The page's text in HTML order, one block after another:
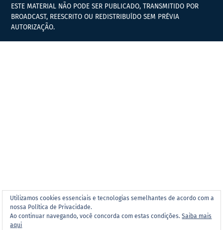
Utilizamos cookies essenciais e tecnologias semelhantes de acordo com a
nossa Política de Privacidade.
Ao continuar navegando, você concorda com estas condições.Saiba mais
aqui
ESTE MATERIAL NÃO PODE SER PUBLICADO, TRANSMITIDO POR
BROADCAST, REESCRITO OU REDISTRIBUÍDO SEM PRÉVIA
AUTORIZAÇÃO.